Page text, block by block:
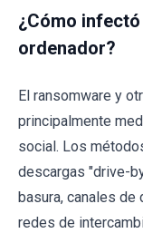
¿Cómo
ordenador?
El ransomware y
principalmente
social. Los
descargas "drive-
basura, canales
redes de